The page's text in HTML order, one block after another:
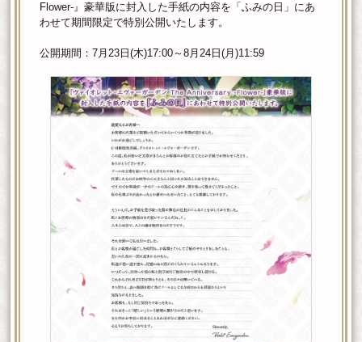
Flower-』豪華版に封入した手紙の内容を「ふみの日」にあ
わせて期間限定で特別公開いたします。
公開期間：7月23日(木)17:00～8月24日(月)11:59